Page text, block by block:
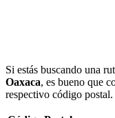
Si estás buscando una
Oaxaca, es bueno que
respectivo código postal.